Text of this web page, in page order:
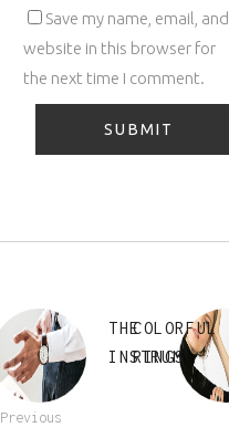
Save my name, email, and
website in this browser for
the next time I comment.
THE
INSTRUMENT
Previous
COLORFUL
RINGS